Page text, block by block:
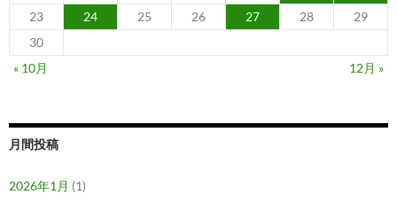
23
24 25 26 27 28
29
30
« 10月
12月 »
月間投稿
2026年1月 (1)